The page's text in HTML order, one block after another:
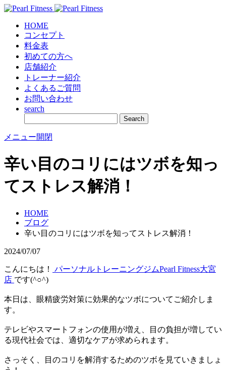
HOME
コンセプト
料金表
初めての方へ
店舗紹介
トレーナー紹介
よくあるご質問
お問い合わせ
search
メニュー開閉
辛い目のコリにはツボを知っ
てストレス解消！
HOME
ブログ
辛い目のコリにはツボを知ってストレス解消！
2024/07/07
こんにちは！
パーソナルトレーニングジムPearl Fitness大宮
店 です(^○^)
本日は、眼精疲労対策に効果的なツボについてご紹介しま
す。
テレビやスマートフォンの使用が増え、目の負担が増してい
る現代社会では、適切なケアが求められます。
さっそく、目のコリを解消するためのツボを見ていきましょ